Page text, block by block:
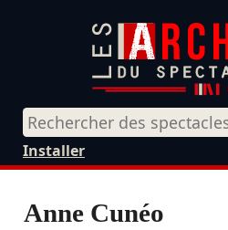
Installer
Anne Cunéo